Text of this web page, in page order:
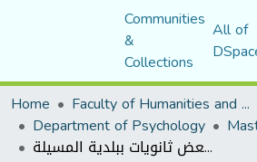
Communities
&
Collections
All of
Home
Faculty of Humanities and Social Sciences
Department of Psychology
استراتيجيات التعلم المنظم ذاتيا وعلاقتها بدافعية التعلم لدى تلاميذ السنة الأولى ثانوي دراسة ميدانية ببعض ثانويات ببلدية المسيلة